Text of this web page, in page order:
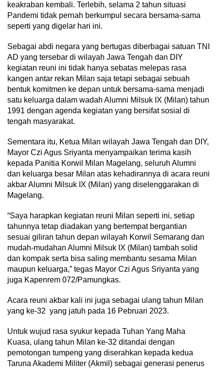
keakraban kembali. Terlebih, selama 2 tahun situasi
Pandemi tidak pernah berkumpul secara bersama-sama
seperti yang digelar hari ini.
Sebagai abdi negara yang bertugas diberbagai satuan TNI
AD yang tersebar di wilayah Jawa Tengah dan DIY
kegiatan reuni ini tidak hanya sebatas melepas rasa
kangen antar rekan Milan saja tetapi sebagai sebuah
bentuk komitmen ke depan untuk bersama-sama menjadi
satu keluarga dalam wadah Alumni Milsuk IX (Milan) tahun
1991 dengan agenda kegiatan yang bersifat sosial di
tengah masyarakat.
Sementara itu, Ketua Milan wilayah Jawa Tengah dan DIY,
Mayor Czi Agus Sriyanta menyampaikan terima kasih
kepada Panitia Korwil Milan Magelang, seluruh Alumni
dan keluarga besar Milan atas kehadirannya di acara reuni
akbar Alumni Milsuk IX (Milan) yang diselenggarakan di
Magelang.
“Saya harapkan kegiatan reuni Milan seperti ini, setiap
tahunnya tetap diadakan yang bertempat bergantian
sesuai giliran tahun depan wilayah Korwil Semarang dan
mudah-mudahan Alumni Milsuk IX (Milan) tambah solid
dan kompak serta bisa saling membantu sesama Milan
maupun keluarga,” tegas Mayor Czi Agus Sriyanta yang
juga Kapenrem 072/Pamungkas.
Acara reuni akbar kali ini juga sebagai ulang tahun Milan
yang ke-32 yang jatuh pada 16 Pebruari 2023.
Untuk wujud rasa syukur kepada Tuhan Yang Maha
Kuasa, ulang tahun Milan ke-32 ditandai dengan
pemotongan tumpeng yang diserahkan kepada kedua
Taruna Akademi Militer (Akmil) sebagai generasi penerus